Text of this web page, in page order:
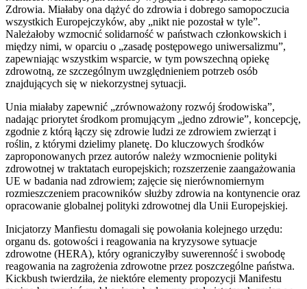
Zdrowia. Miałaby ona dążyć do zdrowia i dobrego samopoczucia
wszystkich Europejczyków, aby „nikt nie pozostał w tyle”.
Należałoby wzmocnić solidarność w państwach członkowskich i
między nimi, w oparciu o „zasadę postępowego uniwersalizmu”,
zapewniając wszystkim wsparcie, w tym powszechną opiekę
zdrowotną, ze szczególnym uwzględnieniem potrzeb osób
znajdujących się w niekorzystnej sytuacji.
Unia miałaby zapewnić „zrównoważony rozwój środowiska”,
nadając priorytet środkom promującym „jedno zdrowie”, koncepcję,
zgodnie z którą łączy się zdrowie ludzi ze zdrowiem zwierząt i
roślin, z którymi dzielimy planetę. Do kluczowych środków
zaproponowanych przez autorów należy wzmocnienie polityki
zdrowotnej w traktatach europejskich; rozszerzenie zaangażowania
UE w badania nad zdrowiem; zajęcie się nierównomiernym
rozmieszczeniem pracowników służby zdrowia na kontynencie oraz
opracowanie globalnej polityki zdrowotnej dla Unii Europejskiej.
Inicjatorzy Manfiestu domagali się powołania kolejnego urzędu:
organu ds. gotowości i reagowania na kryzysowe sytuacje
zdrowotne (HERA), który ograniczyłby suwerenność i swobodę
reagowania na zagrożenia zdrowotne przez poszczególne państwa.
Kickbush twierdziła, że niektóre elementy propozycji Manifestu